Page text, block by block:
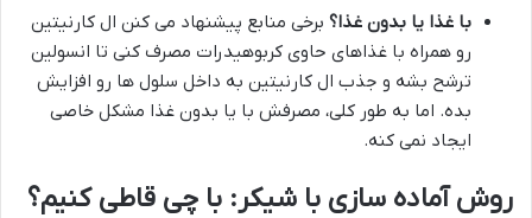
با غذا یا بدون غذا؟ برخی منابع پیشنهاد می کنن ال کارنیتین
رو همراه با غذاهای حاوی کربوهیدرات مصرف کنی تا انسولین
ترشح بشه و جذب ال کارنیتین به داخل سلول ها رو افزایش
بده. اما به طور کلی، مصرفش با یا بدون غذا مشکل خاصی
ایجاد نمی کنه.
روش آماده سازی با شیکر: با چی قاطی کنیم؟